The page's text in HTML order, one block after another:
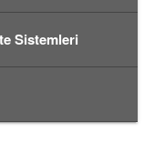
Sistemleri